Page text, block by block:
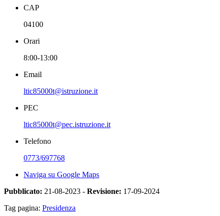
CAP
04100
Orari
8:00-13:00
Email
ltic85000t@istruzione.it
PEC
ltic85000t@pec.istruzione.it
Telefono
0773/697768
Naviga su Google Maps
Pubblicato: 21-08-2023 - Revisione: 17-09-2024
Tag pagina: Presidenza